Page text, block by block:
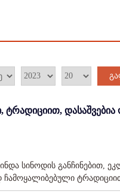
სინოდის განჩინებით,